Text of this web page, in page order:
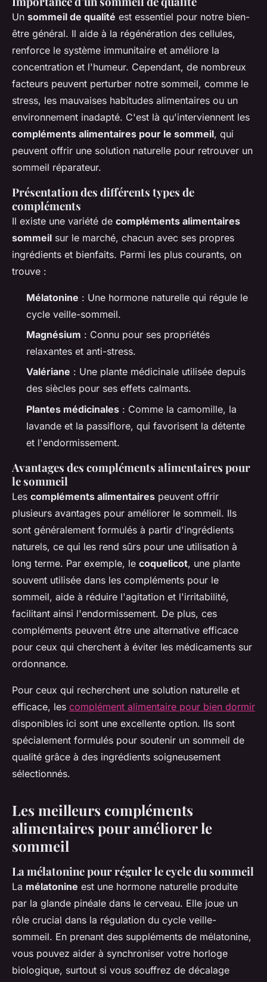
Un sommeil de qualité est essentiel pour notre bien-
être général. Il aide à la régénération des cellules,
renforce le système immunitaire et améliore la
concentration et l'humeur. Cependant, de nombreux
facteurs peuvent perturber notre sommeil, comme le
stress, les mauvaises habitudes alimentaires ou un
environnement inadapté. C'est là qu'interviennent les
compléments alimentaires pour le sommeil, qui
peuvent offrir une solution naturelle pour retrouver un
sommeil réparateur.
Présentation des différents types de
compléments
Il existe une variété de compléments alimentaires
sommeil sur le marché, chacun avec ses propres
ingrédients et bienfaits. Parmi les plus courants, on
trouve :
Mélatonine : Une hormone naturelle qui régule le
cycle veille-sommeil.
Magnésium : Connu pour ses propriétés
relaxantes et anti-stress.
Valériane : Une plante médicinale utilisée depuis
des siècles pour ses effets calmants.
Plantes médicinales : Comme la camomille, la
lavande et la passiflore, qui favorisent la détente
et l'endormissement.
Avantages des compléments alimentaires pour
le sommeil
Les compléments alimentaires peuvent offrir
plusieurs avantages pour améliorer le sommeil. Ils
sont généralement formulés à partir d'ingrédients
naturels, ce qui les rend sûrs pour une utilisation à
long terme. Par exemple, le coquelicot, une plante
souvent utilisée dans les compléments pour le
sommeil, aide à réduire l'agitation et l'irritabilité,
facilitant ainsi l'endormissement. De plus, ces
compléments peuvent être une alternative efficace
pour ceux qui cherchent à éviter les médicaments sur
ordonnance.
Pour ceux qui recherchent une solution naturelle et
efficace, les complément alimentaire pour bien dormir
disponibles ici sont une excellente option. Ils sont
spécialement formulés pour soutenir un sommeil de
qualité grâce à des ingrédients soigneusement
sélectionnés.
Les meilleurs compléments
alimentaires pour améliorer le
sommeil
La mélatonine pour réguler le cycle du sommeil
La mélatonine est une hormone naturelle produite
par la glande pinéale dans le cerveau. Elle joue un
rôle crucial dans la régulation du cycle veille-
sommeil. En prenant des suppléments de mélatonine,
vous pouvez aider à synchroniser votre horloge
biologique, surtout si vous souffrez de décalage